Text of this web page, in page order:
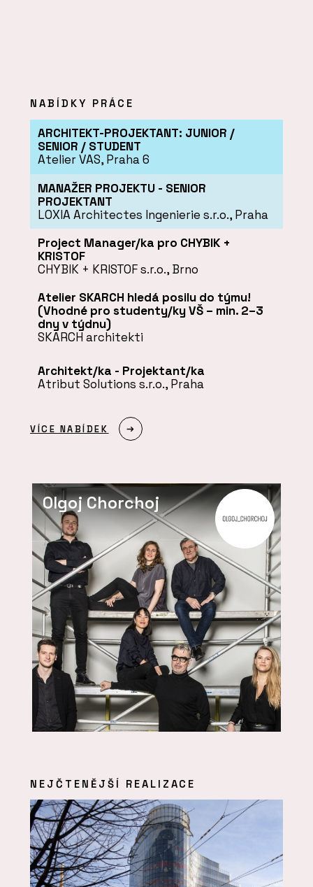
NABÍDKY PRÁCE
ARCHITEKT-PROJEKTANT: JUNIOR /
SENIOR / STUDENT
Atelier VAS, Praha 6
MANAŽER PROJEKTU - SENIOR
PROJEKTANT
LOXIA Architectes Ingenierie s.r.o., Praha
Project Manager/ka pro CHYBIK +
KRISTOF
CHYBIK + KRISTOF s.r.o., Brno
Atelier SKARCH hledá posilu do týmu!
(Vhodné pro studenty/ky VŠ – min. 2–3
dny v týdnu)
SKARCH architekti
Architekt/ka - Projektant/ka
Atribut Solutions s.r.o., Praha
VÍCE NABÍDEK
Olgoj Chorchoj
NEJČTENĚJŠÍ REALIZACE